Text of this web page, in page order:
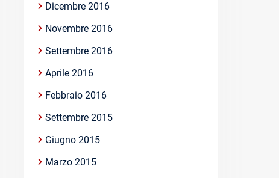
Dicembre 2016
Novembre 2016
Settembre 2016
Aprile 2016
Febbraio 2016
Settembre 2015
Giugno 2015
Marzo 2015